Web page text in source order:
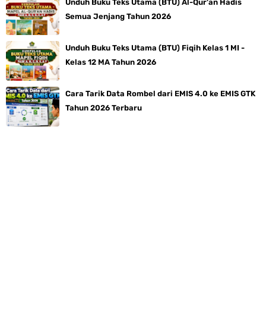
Unduh Buku Teks Utama (BTU) Al-Qur'an Hadis
Semua Jenjang Tahun 2026
Unduh Buku Teks Utama (BTU) Fiqih Kelas 1 MI -
Kelas 12 MA Tahun 2026
Cara Tarik Data Rombel dari EMIS 4.0 ke EMIS GTK
Tahun 2026 Terbaru